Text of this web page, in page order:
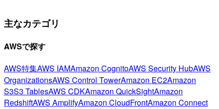
主なカテゴリ
AWSで探す
AWS特集AWS IAMAmazon CognitoAWS Security HubAWS
OrganizationsAWS Control TowerAmazon EC2Amazon
S3S3 TablesAWS CDKAmazon QuickSightAmazon
RedshiftAWS AmplifyAmazon CloudFrontAmazon Connect